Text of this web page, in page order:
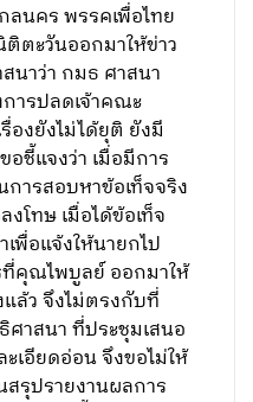
ลนคร พรรคเพื่อไทย
ตะวันออกมาให้ข่าว
นาว่า กมธ ศาสนา
ารปลดเจ้าคณะ
องยังไม่ได้ยุติ ยังมี
ชี้แจงว่า เมื่อมีการ
ารสอบหาข้อเท็จจริง
โทษ เมื่อได้ข้อเท็จ
พื่อแจ้งให้นายกไป
ที่คุณไพบูลย์ ออกมาให้
ล้ว จึงไม่ตรงกับที่
ศาสนา ที่ประชุมเสนอ
ะเอียดอ่อน จึงขอไม่ให้
สรุปรายงานผลการ